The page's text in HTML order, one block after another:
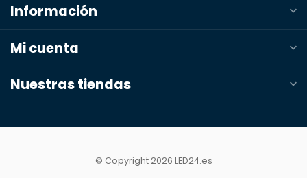
Información
Mi cuenta
Nuestras tiendas
© Copyright 2026 LED24.es